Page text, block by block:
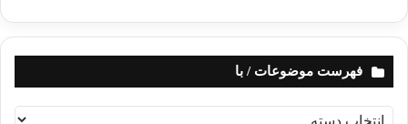
فهرست موضوعات / با